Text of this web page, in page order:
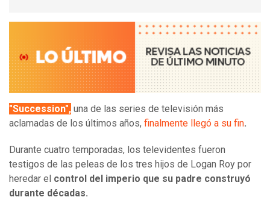
"Succession", una de las series de televisión más
aclamadas de los últimos años, finalmente llegó a su fin.
Durante cuatro temporadas, los televidentes fueron
testigos de las peleas de los tres hijos de Logan Roy por
heredar el control del imperio que su padre construyó
durante décadas.